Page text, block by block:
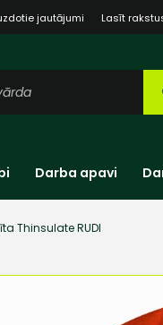
jautājumi Lasīt
Darba apavi
Thinsulate RUDI